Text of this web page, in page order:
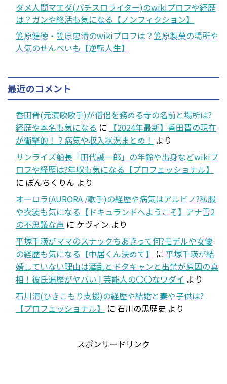
ダメ人間マエダ(パチスロライター)のwikiプロフや経歴
は？ガンや終活も気になる【ノンフィクション】
笠原健徳・笠原忠清のwikiプロフは？笠原製菓の場所や
人気のせんべいも【逆転人生】
最近のコメント
香田晋(元演歌歌手)が僧侶を務める寺の名前と場所は?
経歴や本名も気になる に
【2024年最新】香田晋の現在
が衝撃的！？病気や収入状況まとめ！ より
サンライズ船長「田代誠一郎」の年齢や出身などwikiプ
ロフや経歴は?年収も気になる【プロフェッショナル】
に ぽんちくりん より
オーロラ(AURORA /歌手)の経歴や病気はアルビノ?私服
や衣装も気になる【ドキュランドへようこそ】アナ雪2
の不思議な声 に ケヴィン より
平塚千瑛がママのスナックちあきって何?モデルや女優
の経歴も気になる【中居くん決めて】
に 平塚千瑛が結
婚していない理由は酒乱とドタキャンと出禁が原因の真
相！彼氏遍歴がヤバい | 芸能人の〇〇なワダイ より
石川清(ひきこもり支援)の経歴や結婚と妻や子供は?
【プロフェッショナル】
に 石川の黒歴史 より
スポンサードリンク